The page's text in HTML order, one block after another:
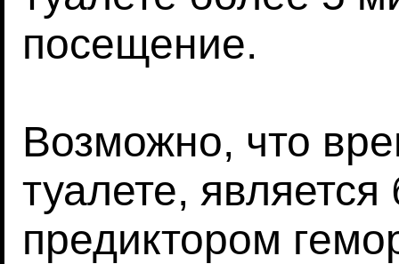
посещение.
Возможно, что
туалете,
предиктором